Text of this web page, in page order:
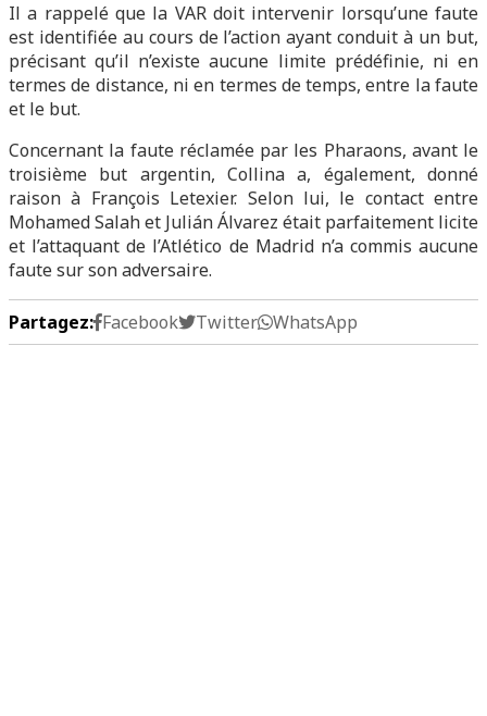
Il a rappelé que la VAR doit intervenir lorsqu’une faute
est identifiée au cours de l’action ayant conduit à un but,
précisant qu’il n’existe aucune limite prédéfinie, ni en
termes de distance, ni en termes de temps, entre la faute
et le but.
Concernant la faute réclamée par les Pharaons, avant le
troisième but argentin, Collina a, également, donné
raison à François Letexier. Selon lui, le contact entre
Mohamed Salah et Julián Álvarez était parfaitement licite
et l’attaquant de l’Atlético de Madrid n’a commis aucune
faute sur son adversaire.
Partagez: Facebook Twitter WhatsApp